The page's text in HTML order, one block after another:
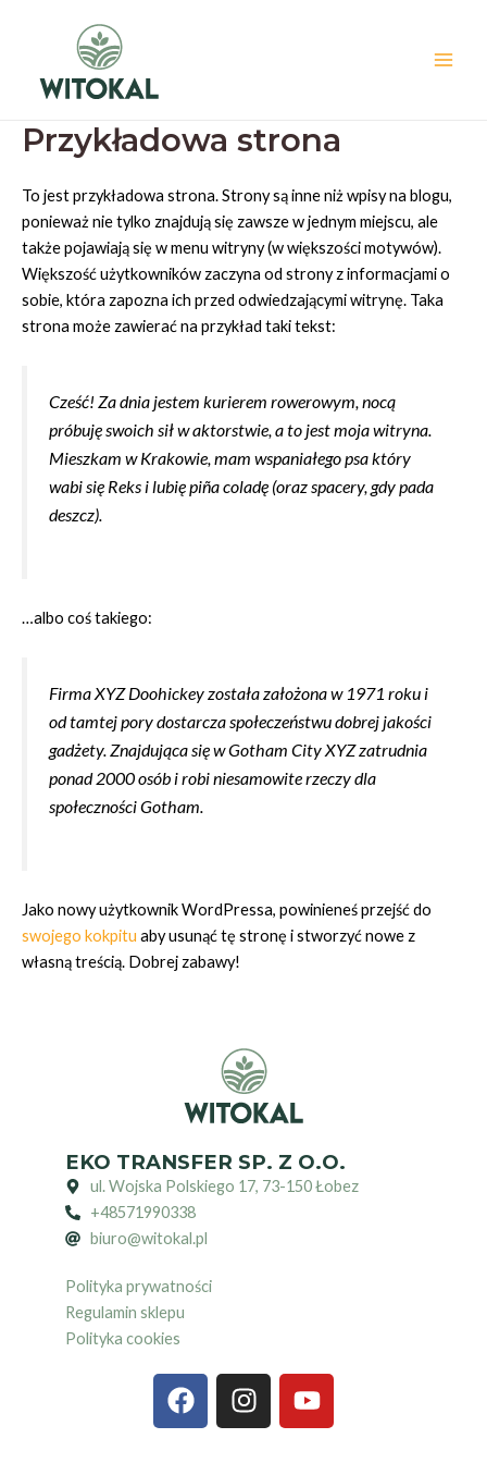
Menu
Przykładowa strona
To jest przykładowa strona. Strony są inne niż wpisy na blogu,
ponieważ nie tylko znajdują się zawsze w jednym miejscu, ale
także pojawiają się w menu witryny (w większości motywów).
Większość użytkowników zaczyna od strony z informacjami o
sobie, która zapozna ich przed odwiedzającymi witrynę. Taka
strona może zawierać na przykład taki tekst:
Cześć! Za dnia jestem kurierem rowerowym, nocą
próbuję swoich sił w aktorstwie, a to jest moja witryna.
Mieszkam w Krakowie, mam wspaniałego psa który
wabi się Reks i lubię piña coladę (oraz spacery, gdy pada
deszcz).
…albo coś takiego:
Firma XYZ Doohickey została założona w 1971 roku i
od tamtej pory dostarcza społeczeństwu dobrej jakości
gadżety. Znajdująca się w Gotham City XYZ zatrudnia
ponad 2000 osób i robi niesamowite rzeczy dla
społeczności Gotham.
Jako nowy użytkownik WordPressa, powinieneś przejść do
swojego kokpitu aby usunąć tę stronę i stworzyć nowe z
własną treścią. Dobrej zabawy!
EKO TRANSFER SP. Z O.O.
ul. Wojska Polskiego 17, 73-150 Łobez
+48571990338
biuro@witokal.pl
Polityka prywatności
Regulamin sklepu
Polityka cookies
F
a
I
n
Y
o